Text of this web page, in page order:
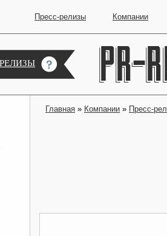
Пресс-релизы Компании
Главная » Компании » Пресс-